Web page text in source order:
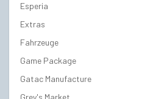
Esperia
Extras
Fahrzeuge
Game Package
Gatac Manufacture
Grey's Market